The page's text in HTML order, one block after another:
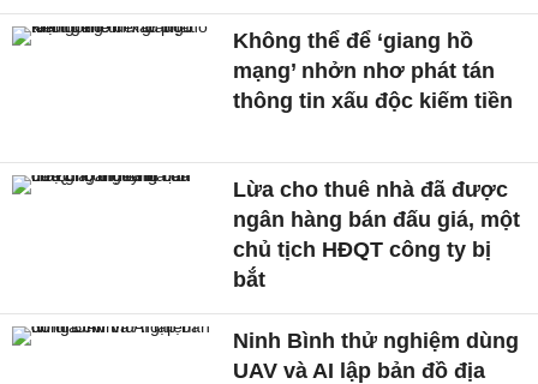
Không thể để ‘giang hồ
mạng’ nhởn nhơ phát tán
thông tin xấu độc kiếm tiền
Lừa cho thuê nhà đã được
ngân hàng bán đấu giá, một
chủ tịch HĐQT công ty bị
bắt
Ninh Bình thử nghiệm dùng
UAV và AI lập bản đồ địa